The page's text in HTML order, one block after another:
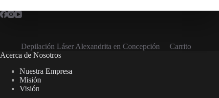
Depilación Láser Alexandrita en Concepción
Carrito
Acerca de Nosotros
Nuestra Empresa
Misión
Visión